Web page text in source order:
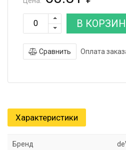
В
Сравнить Оплата
Характеристики
Бренд